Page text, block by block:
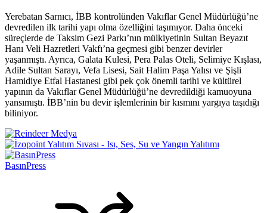
Yerebatan Sarnıcı, İBB kontrolünden Vakıflar Genel Müdürlüğü’ne
devredilen ilk tarihi yapı olma özelliğini taşımıyor. Daha önceki
süreçlerde de Taksim Gezi Parkı’nın mülkiyetinin Sultan Beyazıt
Hanı Veli Hazretleri Vakfı’na geçmesi gibi benzer devirler
yaşanmıştı. Ayrıca, Galata Kulesi, Pera Palas Oteli, Selimiye Kışlası,
Adile Sultan Sarayı, Vefa Lisesi, Sait Halim Paşa Yalısı ve Şişli
Hamidiye Etfal Hastanesi gibi pek çok önemli tarihi ve kültürel
yapının da Vakıflar Genel Müdürlüğü’ne devredildiği kamuoyuna
yansımıştı. İBB’nin bu devir işlemlerinin bir kısmını yargıya taşıdığı
biliniyor.
BasınPress